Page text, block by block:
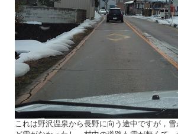
これは野沢温泉から長野に向う途中ですが，